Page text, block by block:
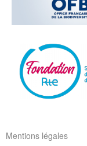
Mentions légales